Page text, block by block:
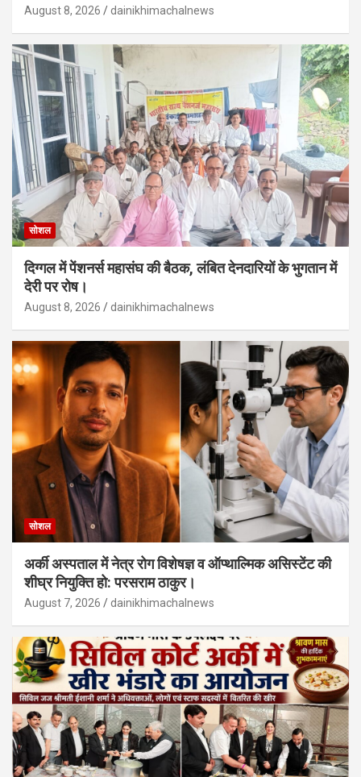
August 8, 2026 dainikhimachalnews
सोशल
दिग्गल में पेंशनर्स महासंघ की बैठक, लंबित देनदारियों के भुगतान में
देरी पर रोष।
August 8, 2026 dainikhimachalnews
सोशल
अर्की अस्पताल में नेत्र रोग विशेषज्ञ व ऑप्थाल्मिक असिस्टेंट की
शीघ्र नियुक्ति हो: परसराम ठाकुर।
August 7, 2026 dainikhimachalnews